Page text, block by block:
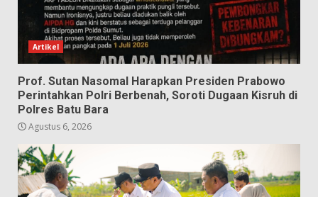
Artikel
Prof. Sutan Nasomal Harapkan Presiden Prabowo
Perintahkan Polri Berbenah, Soroti Dugaan Kisruh di
Polres Batu Bara
Agustus 6, 2026